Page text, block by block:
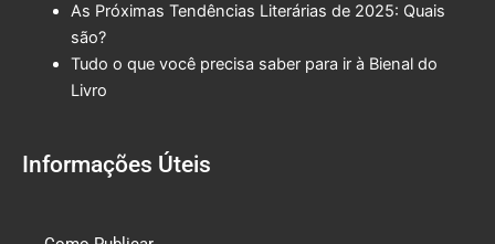
As Próximas Tendências Literárias de 2025: Quais
são?
Tudo o que você precisa saber para ir à Bienal do
Livro
Informações Úteis